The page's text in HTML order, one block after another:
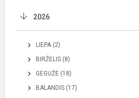
2026
LIEPA (2)
BIRŽELIS (8)
GEGUŽĖ (18)
BALANDIS (17)